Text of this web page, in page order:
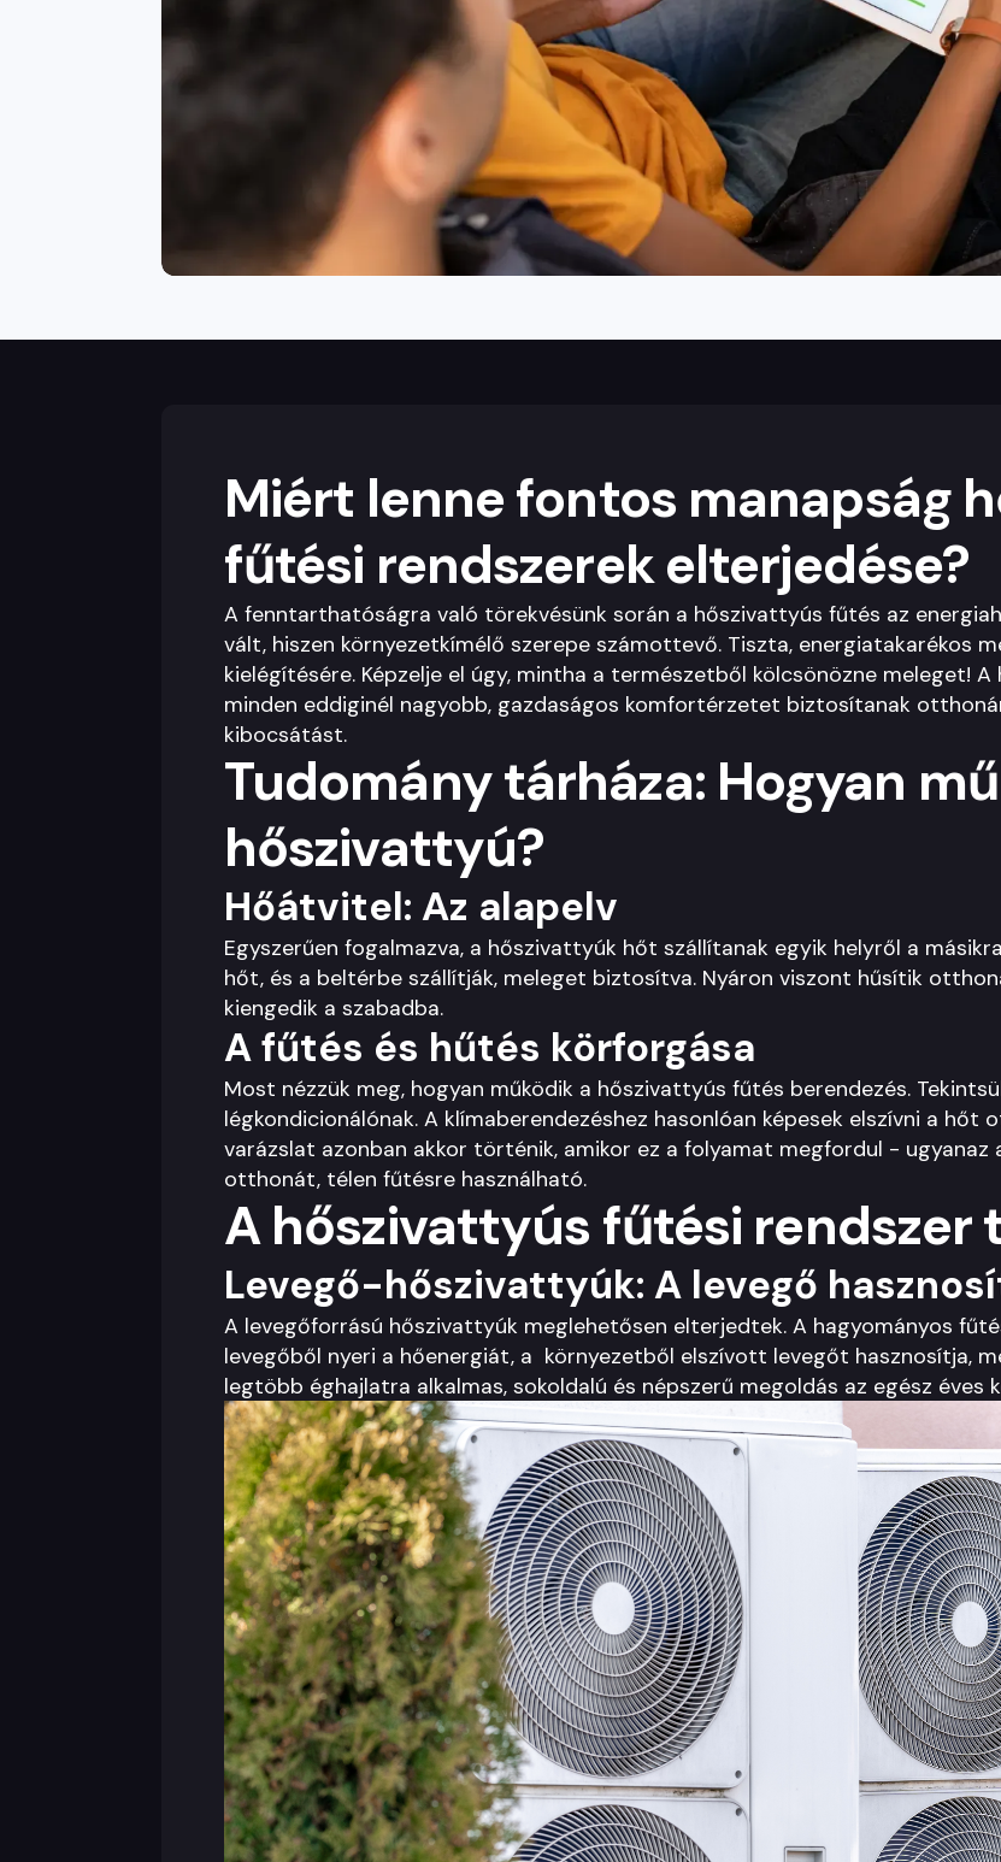
Miért lenne fontos manapság
fűtési rendszerek elterjedése?
A fenntarthatóságra való törekvésünk során a hőszivattyús fűtés az
vált, hiszen környezetkímélő szerepe számottevő. Tiszta, energiatakarékos
kielégítésére. Képzelje el úgy, mintha a természetből kölcsönözne meleget!
minden eddiginél nagyobb, gazdaságos komfortérzetet biztosítanak
kibocsátást.
Tudomány tárháza: Hogyan
hőszivattyú?
Hőátvitel: Az alapelv
Egyszerűen fogalmazva, a hőszivattyúk hőt szállítanak egyik helyről a
hőt, és a beltérbe szállítják, meleget biztosítva. Nyáron viszont hűsítik
kiengedik a szabadba.
A fűtés és hűtés körforgása
Most nézzük meg, hogyan működik a hőszivattyús fűtés berendezés.
légkondicionálónak. A klímaberendezéshez hasonlóan képesek elszívni a hőt
varázslat azonban akkor történik, amikor ez a folyamat megfordul - ugyanaz
otthonát, télen fűtésre használható.
A hőszivattyús fűtési rendszer
Levegő-hőszivattyúk: A levegő
A levegőforrású hőszivattyúk meglehetősen elterjedtek. A hagyományos
levegőből nyeri a hőenergiát, a környezetből elszívott levegőt hasznosítja,
legtöbb éghajlatra alkalmas, sokoldalú és népszerű megoldás az egész éves